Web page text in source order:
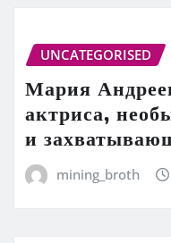
UNCATEGORISED
Мария
актриса,
и
mining_broth